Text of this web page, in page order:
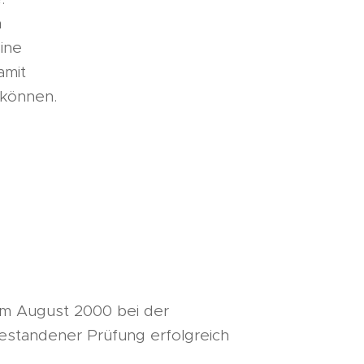
August 2000 bei der
Prüfung erfolgreich